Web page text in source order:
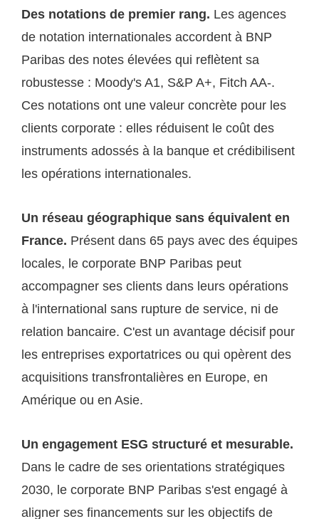
Des notations de premier rang. Les agences
de notation internationales accordent à BNP
Paribas des notes élevées qui reflètent sa
robustesse : Moody's A1, S&P A+, Fitch AA-.
Ces notations ont une valeur concrète pour les
clients corporate : elles réduisent le coût des
instruments adossés à la banque et crédibilisent
les opérations internationales.
Un réseau géographique sans équivalent en
France. Présent dans 65 pays avec des équipes
locales, le corporate BNP Paribas peut
accompagner ses clients dans leurs opérations
à l'international sans rupture de service, ni de
relation bancaire. C'est un avantage décisif pour
les entreprises exportatrices ou qui opèrent des
acquisitions transfrontalières en Europe, en
Amérique ou en Asie.
Un engagement ESG structuré et mesurable.
Dans le cadre de ses orientations stratégiques
2030, le corporate BNP Paribas s'est engagé à
aligner ses financements sur les objectifs de